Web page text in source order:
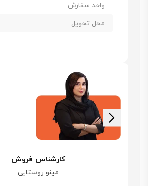
واحد سفارش
محل تحویل
کارشناس فروش
مینو روستایی